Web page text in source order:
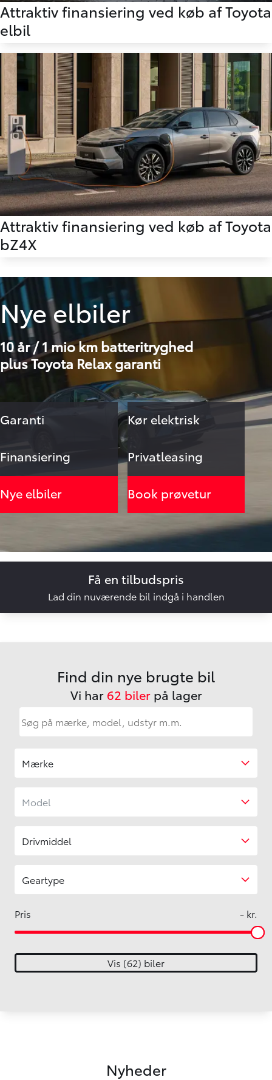
Attraktiv finansiering ved køb af Toyota
elbil
Attraktiv finansiering ved køb af Toyota
bZ4X
Nye elbiler
10 år / 1 mio km batteritryghed
plus Toyota Relax garanti
Garanti Kør elektrisk
Finansiering Privatleasing
Nye elbiler Book prøvetur
Få en tilbudspris
Lad din nuværende bil indgå i handlen
Find din nye brugte bil
Vi har 62 bilerpå lager
Mærke
Model
Drivmiddel
Geartype
Vis 62 biler
Nyheder